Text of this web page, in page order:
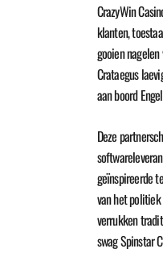
CrazyWin
klanten,
gooien
Crataegus
aan boord
Deze
geïnspireerde
van het
verrukken
swag Spinstar